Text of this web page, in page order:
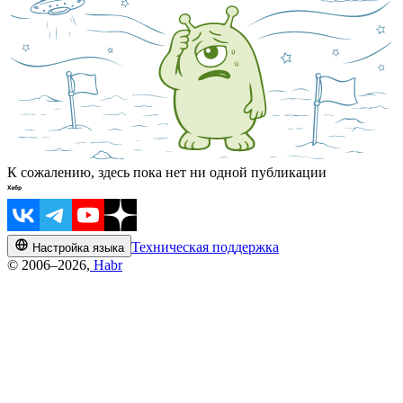
К сожалению, здесь пока нет ни одной публикации
Настройка языка Техническая поддержка
© 2006–2026, Habr